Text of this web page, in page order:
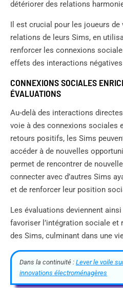
détériorer des relations
Il est crucial pour les joueurs de
relations de leurs Sims, en
renforcer les connexions
effets des interactions
CONNEXIONS SOCIALES
ÉVALUATIONS
Au-delà des interactions
voie à des connexions sociales
retours positifs, les Sims
accéder à de nouvelles
permet de rencontrer de
connecter avec d’autres Sims
et de renforcer leur position
Les évaluations deviennent
favoriser l’intégration sociale et
des Sims, culminant dans une
Dans la continuité : Lever le voile
innovations électroménagères